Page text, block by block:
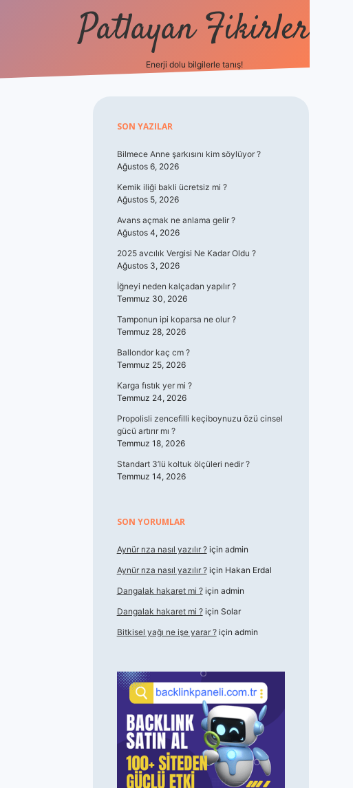
Patlayan Fikirler
Enerji dolu bilgilerle tanış!
Sidebar
SON YAZILAR
Bilmece Anne şarkısını kim söylüyor ?
Ağustos 6, 2026
Kemik iliği bakli ücretsiz mi ?
Ağustos 5, 2026
Avans açmak ne anlama gelir ?
Ağustos 4, 2026
2025 avcılık Vergisi Ne Kadar Oldu ?
Ağustos 3, 2026
İğneyi neden kalçadan yapılır ?
Temmuz 30, 2026
Tamponun ipi koparsa ne olur ?
Temmuz 28, 2026
Ballondor kaç cm ?
Temmuz 25, 2026
Karga fıstık yer mi ?
Temmuz 24, 2026
Propolisli zencefilli keçiboynuzu özü cinsel
gücü artırır mı ?
Temmuz 18, 2026
Standart 3’lü koltuk ölçüleri nedir ?
Temmuz 14, 2026
SON YORUMLAR
Aynür rıza nasıl yazılır ?için admin
Aynür rıza nasıl yazılır ?için Hakan Erdal
Dangalak hakaret mi ?için admin
Dangalak hakaret mi ?için Solar
Bitkisel yağı ne işe yarar ?için admin